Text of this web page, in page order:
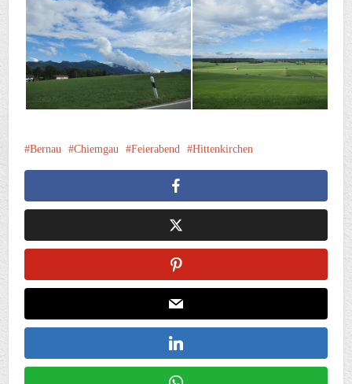
Bernau Chiemgau Feierabend Hittenkirchen